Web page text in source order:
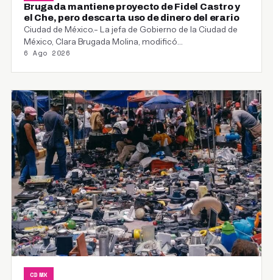
Brugada mantiene proyecto de Fidel Castro y
el Che, pero descarta uso de dinero del erario
Ciudad de México.- La jefa de Gobierno de la Ciudad de
México, Clara Brugada Molina, modificó…
6 Ago 2026
CDMX